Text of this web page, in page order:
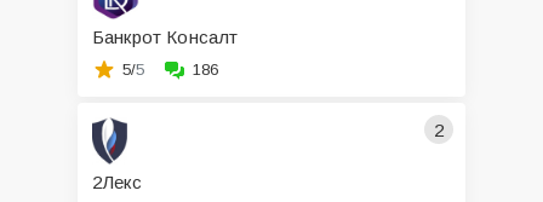
Банкрот Консалт
5/5 186
2
2Лекс